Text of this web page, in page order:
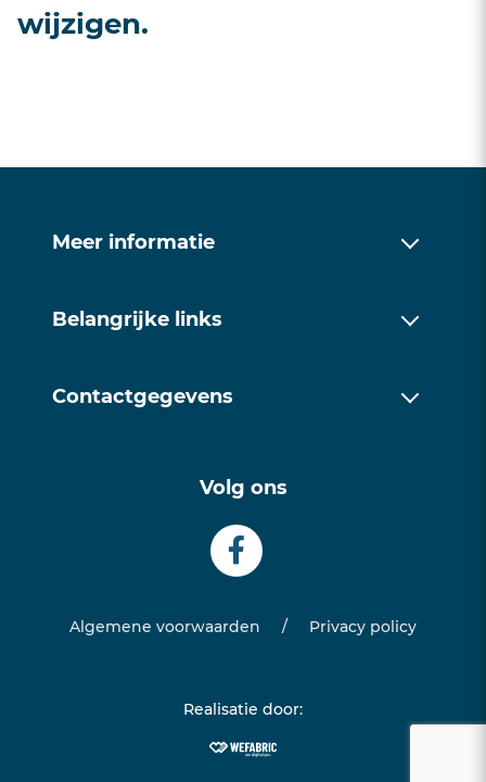
wijzigen.
Meer informatie
Belangrijke links
Contactgegevens
info@examentrainingfriesland.com
Volg ons
Algemene voorwaarden / Privacy policy
Realisatie door: